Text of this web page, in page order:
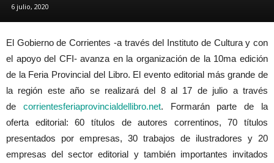
6 julio, 2020
El Gobierno de Corrientes -a través del Instituto de Cultura y con
el apoyo del CFI- avanza en la organización de la 10ma edición
de la Feria Provincial del Libro. El evento editorial más grande de
la región este año se realizará del 8 al 17 de julio a través
de corrientesferiaprovincialdellibro.net. Formarán parte de la
oferta editorial: 60 títulos de autores correntinos, 70 títulos
presentados por empresas, 30 trabajos de ilustradores y 20
empresas del sector editorial y también importantes invitados